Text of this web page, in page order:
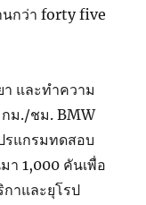
นกว่า forty five
า และทำความ
ม./ชม. BMW
รแกรมทดสอบ
า 1,000 คันเพื่อ
กาและยุโรป